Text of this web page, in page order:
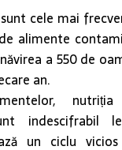
cele mai
alimente
a 550 de
an.
indescifrabil
un ciclu